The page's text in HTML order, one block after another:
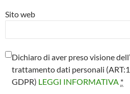
Sito web
Dichiaro di aver preso visione
trattamento dati personali
GDPR) LEGGI INFORMATIVA *